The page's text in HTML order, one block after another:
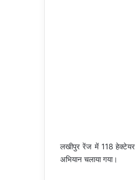
लखीपुर रेंज में 118 हेक्टेयर
अभियान चलाया गया।